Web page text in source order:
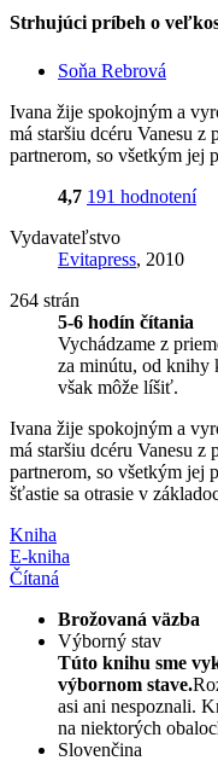
Strhujúci príbeh o
Soňa Rebrová
Ivana žije spokojným a
má staršiu dcéru Vanesu
partnerom, so všetkým jej
4,7 191 hodnotení
Vydavateľstvo
Evitapress, 2010
264 strán
5-6 hodín čítania
Vychádzame z
za minútu, od knihy
však môže líšiť.
Ivana žije spokojným a
má staršiu dcéru Vanesu
partnerom, so všetkým jej
šťastie sa otrasie v
Kniha
E-kniha
Čítaná
Brožovaná väzba
Výborný stav
Túto knihu sme
výbornom stave.
asi ani nespoznali.
na niektorých
Slovenčina